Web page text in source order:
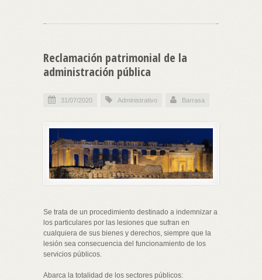
Reclamación patrimonial de la
administración pública
31/07/2020 Administrativo Barrasa
Se trata de un procedimiento destinado a indemnizar a
los particulares por las lesiones que sufran en
cualquiera de sus bienes y derechos, siempre que la
lesión sea consecuencia del funcionamiento de los
servicios públicos.
Abarca la totalidad de los sectores públicos: